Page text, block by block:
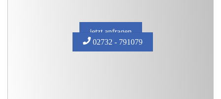
jetzt anfragen
02732 - 791079